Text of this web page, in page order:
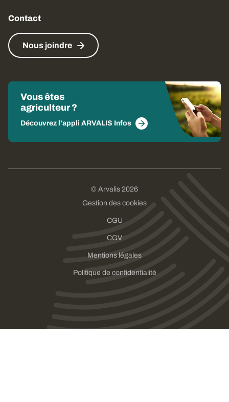
Contact
Nous joindre
Vous êtes
agriculteur ?
Découvrez l'appli ARVALIS Infos
© Arvalis 2026
Gestion des cookies
CGU
CGV
Mentions légales
Politique de confidentialité